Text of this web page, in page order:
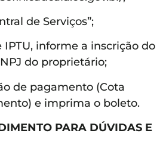
de Serviços”;
informe a inscrição do
do proprietário;
de pagamento (Cota
e imprima o boleto.
PARA DÚVIDAS E